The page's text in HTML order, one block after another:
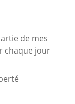
de mes
chaque jour